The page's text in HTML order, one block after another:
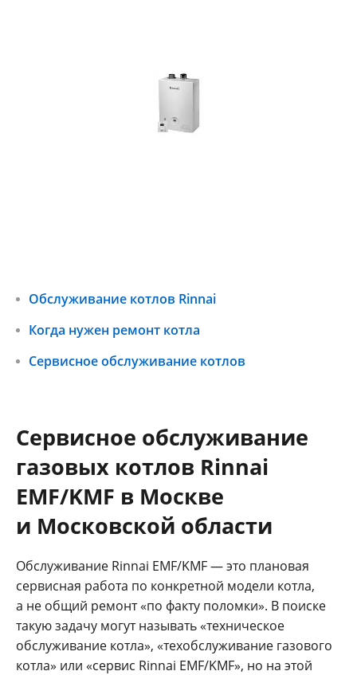
Обслуживание котлов Rinnai
Когда нужен ремонт котла
Сервисное обслуживание котлов
Сервисное обслуживание
газовых котлов Rinnai
EMF/KMF в Москве
и Московской области
Обслуживание Rinnai EMF/KMF — это плановая
сервисная работа по конкретной модели котла,
а не общий ремонт «по факту поломки». В поиске
такую задачу могут называть «техническое
обслуживание котла», «техобслуживание газового
котла» или «сервис Rinnai EMF/KMF», но на этой